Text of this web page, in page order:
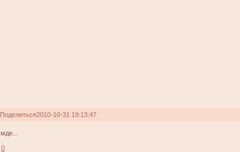
Поделиться2010-10-31 19:13:47
мде...
0